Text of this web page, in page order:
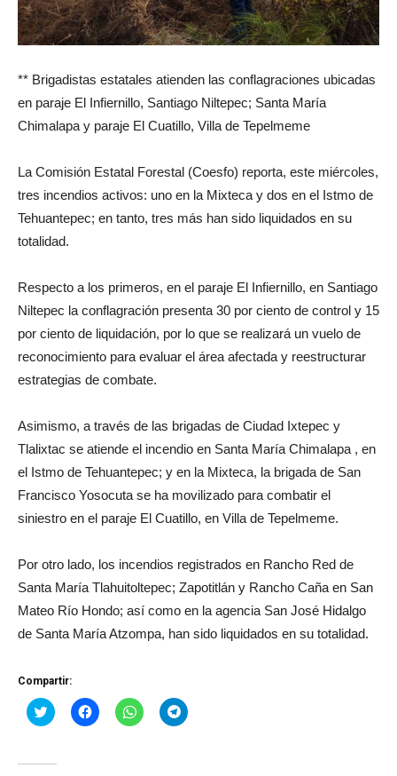
** Brigadistas estatales atienden las conflagraciones ubicadas
en paraje El Infiernillo, Santiago Niltepec; Santa María
Chimalapa y paraje El Cuatillo, Villa de Tepelmeme
La Comisión Estatal Forestal (Coesfo) reporta, este miércoles,
tres incendios activos: uno en la Mixteca y dos en el Istmo de
Tehuantepec; en tanto, tres más han sido liquidados en su
totalidad.
Respecto a los primeros, en el paraje El Infiernillo, en Santiago
Niltepec la conflagración presenta 30 por ciento de control y 15
por ciento de liquidación, por lo que se realizará un vuelo de
reconocimiento para evaluar el área afectada y reestructurar
estrategias de combate.
Asimismo, a través de las brigadas de Ciudad Ixtepec y
Tlalixtac se atiende el incendio en Santa María Chimalapa , en
el Istmo de Tehuantepec; y en la Mixteca, la brigada de San
Francisco Yosocuta se ha movilizado para combatir el
siniestro en el paraje El Cuatillo, en Villa de Tepelmeme.
Por otro lado, los incendios registrados en Rancho Red de
Santa María Tlahuitoltepec; Zapotitlán y Rancho Caña en San
Mateo Río Hondo; así como en la agencia San José Hidalgo
de Santa María Atzompa, han sido liquidados en su totalidad.
Compartir:
Haz
clic
Twitter
Haz
clic
Haz
clic
Haz
clic